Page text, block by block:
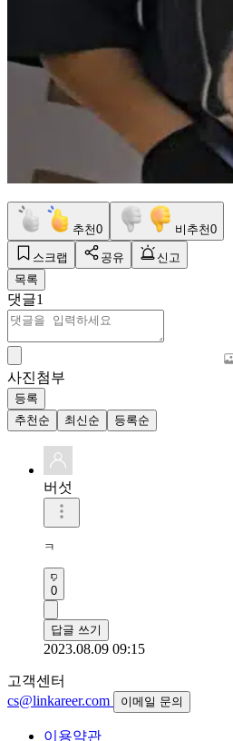
추천0 비추천0
스크랩 공유
신고
목록
댓글1
사진첨부
등록
추천순
최신순 등록순
버섯
ㅋ
0
답글 쓰기
2023.08.09 09:15
고객센터
cs@linkareer.com
이메일 문의
이용약관